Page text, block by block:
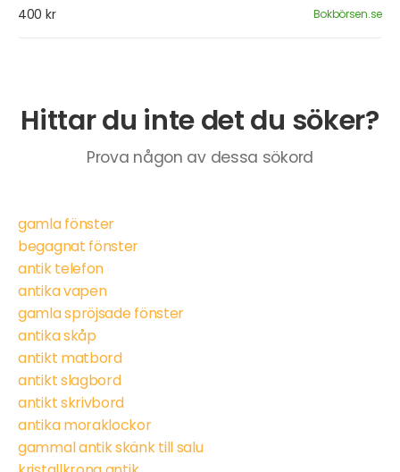
400 kr Bokbörsen.se
Hittar du inte det du söker?
Prova någon av dessa sökord
gamla fönster
begagnat fönster
antik telefon
antika vapen
gamla spröjsade fönster
antika skåp
antikt matbord
antikt slagbord
antikt skrivbord
antika moraklockor
gammal antik skänk till salu